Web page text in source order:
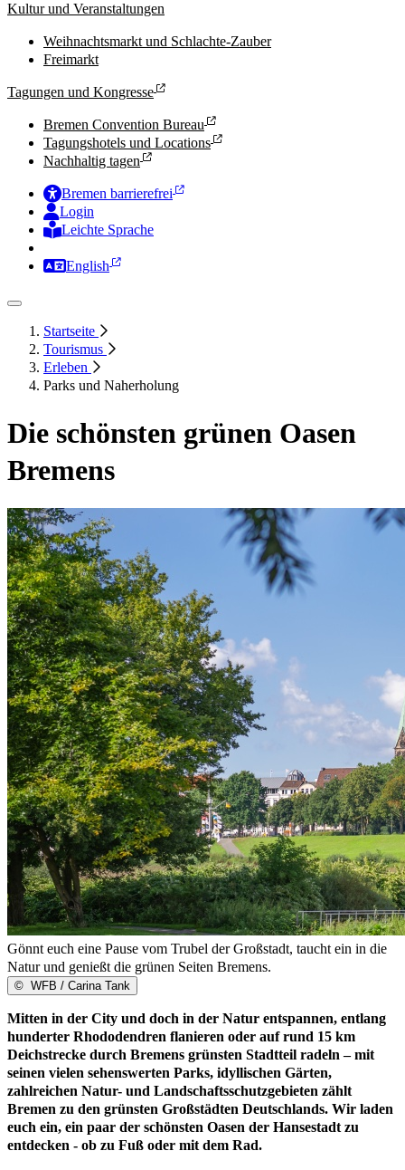
Kultur und Veranstaltungen
Weihnachtsmarkt und Schlachte-Zauber
Freimarkt
Tagungen und Kongresse
Bremen Convention Bureau
Tagungshotels und Locations
Nachhaltig tagen
Bremen barrierefrei
Login
Leichte Sprache
English
Startseite
Tourismus
Erleben
Parks und Naherholung
Die schönsten grünen Oasen
Bremens
Gönnt euch eine Pause vom Trubel der Großstadt, taucht ein in die
Natur und genießt die grünen Seiten Bremens.
© WFB / Carina Tank
Mitten in der City und doch in der Natur entspannen, entlang
hunderter Rhododendren flanieren oder auf rund 15 km
Deichstrecke durch Bremens grünsten Stadtteil radeln – mit
seinen vielen sehenswerten Parks, idyllischen Gärten,
zahlreichen Natur- und Landschaftsschutzgebieten zählt
Bremen zu den grünsten Großstädten Deutschlands. Wir laden
euch ein, ein paar der schönsten Oasen der Hansestadt zu
entdecken - ob zu Fuß oder mit dem Rad.